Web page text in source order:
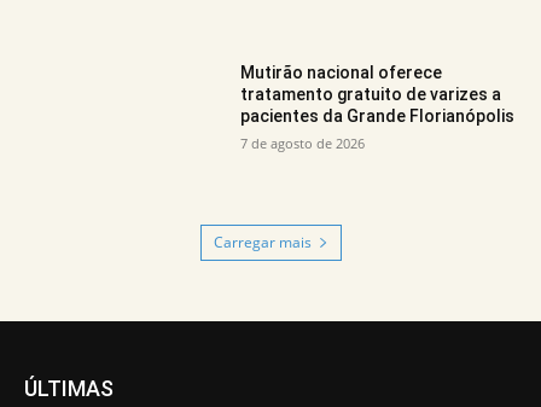
Mutirão nacional oferece
tratamento gratuito de varizes a
pacientes da Grande Florianópolis
7 de agosto de 2026
Carregar mais
ÚLTIMAS